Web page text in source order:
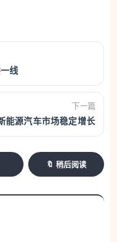
线
下一篇
能源汽车市场稳定增长
🔖 稍后阅读